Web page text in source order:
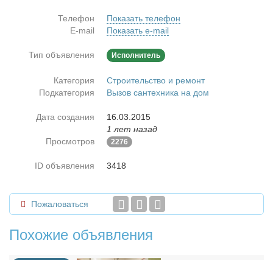
Телефон
Показать телефон
E-mail
Показать e-mail
Тип объявления Исполнитель
Категория
Строительство и ремонт
Подкатегория
Вызов сантехника на дом
Дата создания
16.03.2015
1 лет назад
Просмотров
2276
ID объявления 3418
Пожаловаться
Похожие объявления